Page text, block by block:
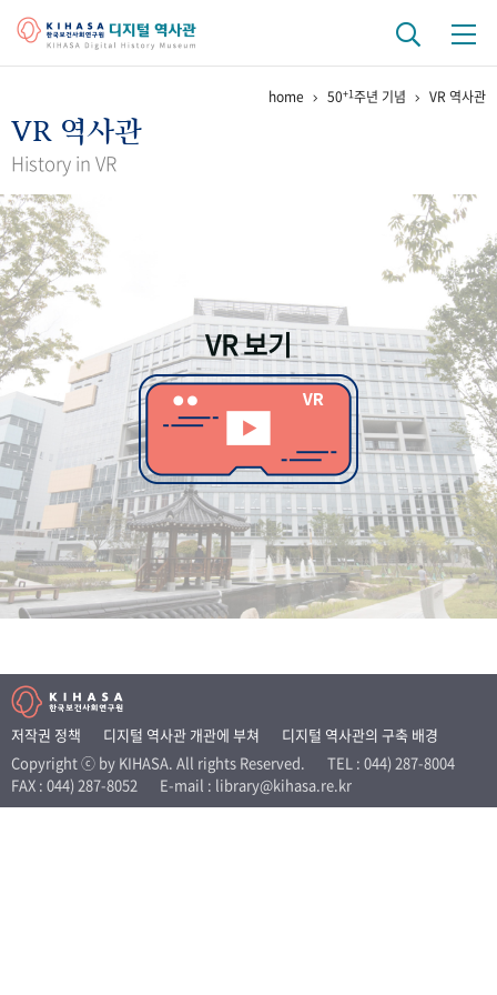
걸어온 길 기관 변천사
연구 역사
정책과 연구
간행물 변천사
기록물 아카이브
사진 아카이브 문서 기록물 행정박물 영상 기록물
50 주년 기념
성과 50선 숫자로 보는 50년 50 +1주년 광장
세계와 함께 한 KIHASA
VR 역사관
home 50+1주년 기념 VR 역사관
VR 역사관
History in VR
VR 보기
저작권 정책 디지털 역사관 개관에 부쳐
디지털 역사관의 구축 배경
Copyright ⓒ by KIHASA. All rights Reserved.
TEL : 044) 287-8004
FAX : 044) 287-8052
E-mail : library@kihasa.re.kr